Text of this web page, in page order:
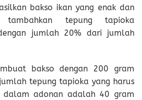
bakso ikan yang enak dan
tambahkan tepung tapioka
jumlah 20% dari jumlah
bakso dengan 200 gram
tepung tapioka yang harus
dalam adonan adalah 40 gram